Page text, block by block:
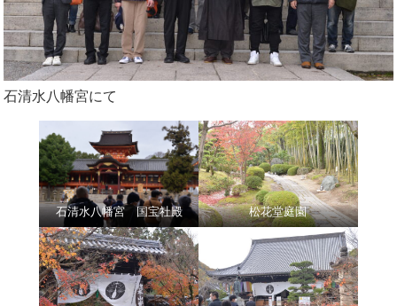
石清水八幡宮にて
石清水八幡宮 国宝社殿 松花堂庭園